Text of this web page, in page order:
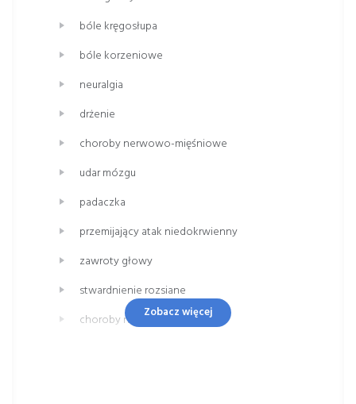
bóle kręgosłupa
bóle korzeniowe
neuralgia
drżenie
choroby nerwowo-mięśniowe
udar mózgu
padaczka
przemijający atak niedokrwienny
zawroty głowy
stwardnienie rozsiane
choroby naczyńZobacz więcej